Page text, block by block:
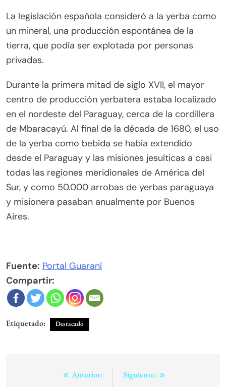
La legislación española consideró a la yerba como
un mineral, una producción espontánea de la
tierra, que podía ser explotada por personas
privadas.
Durante la primera mitad de siglo XVII, el mayor
centro de producción yerbatera estaba localizado
en el nordeste del Paraguay, cerca de la cordillera
de Mbaracayú. Al final de la década de 1680, el uso
de la yerba como bebida se había extendido
desde el Paraguay y las misiones jesuíticas a casi
todas las regiones meridionales de América del
Sur, y como 50.000 arrobas de yerbas paraguaya
y misionera pasaban anualmente por Buenos
Aires.
Fuente: Portal Guaraní
Compartir:
Etiquetado: Destacado
NavegaciónAnterior:
Siguiente: